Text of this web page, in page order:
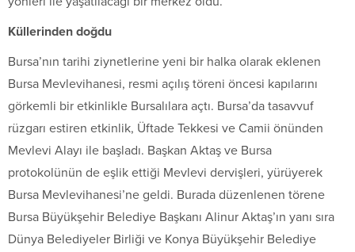
Küllerinden doğdu
Bursa’nın tarihi ziynetlerine yeni bir halka olarak eklenen
Bursa Mevlevihanesi, resmi açılış töreni öncesi kapılarını
görkemli bir etkinlikle Bursalılara açtı. Bursa’da tasavvuf
rüzgarı estiren etkinlik, Üftade Tekkesi ve Camii önünden
Mevlevi Alayı ile başladı. Başkan Aktaş ve Bursa
protokolünün de eşlik ettiği Mevlevi dervişleri, yürüyerek
Bursa Mevlevihanesi’ne geldi. Burada düzenlenen törene
Bursa Büyükşehir Belediye Başkanı Alinur Aktaş’ın yanı sıra
Dünya Belediyeler Birliği ve Konya Büyükşehir Belediye